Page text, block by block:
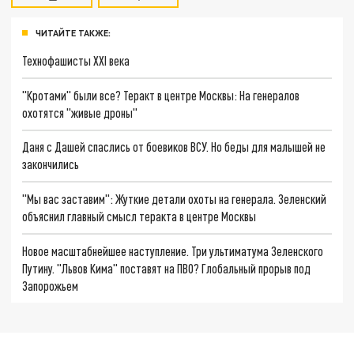
ЧИТАЙТЕ ТАКЖЕ:
Технофашисты XXI века
"Кротами" были все? Теракт в центре Москвы: На генералов
охотятся "живые дроны"
Даня с Дашей спаслись от боевиков ВСУ. Но беды для малышей не
закончились
"Мы вас заставим": Жуткие детали охоты на генерала. Зеленский
объяснил главный смысл теракта в центре Москвы
Новое масштабнейшее наступление. Три ультиматума Зеленского
Путину. "Львов Кима" поставят на ПВО? Глобальный прорыв под
Запорожьем